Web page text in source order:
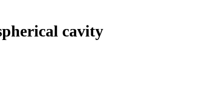
cavity